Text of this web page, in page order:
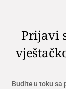
Prijavi
Budite u toku sa